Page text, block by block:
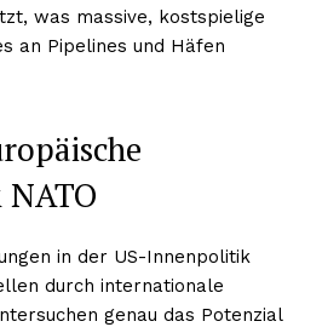
was massive, kostspielige
an Pipelines und Häfen
in der US-Innenpolitik
durch internationale
genau das Potenzial